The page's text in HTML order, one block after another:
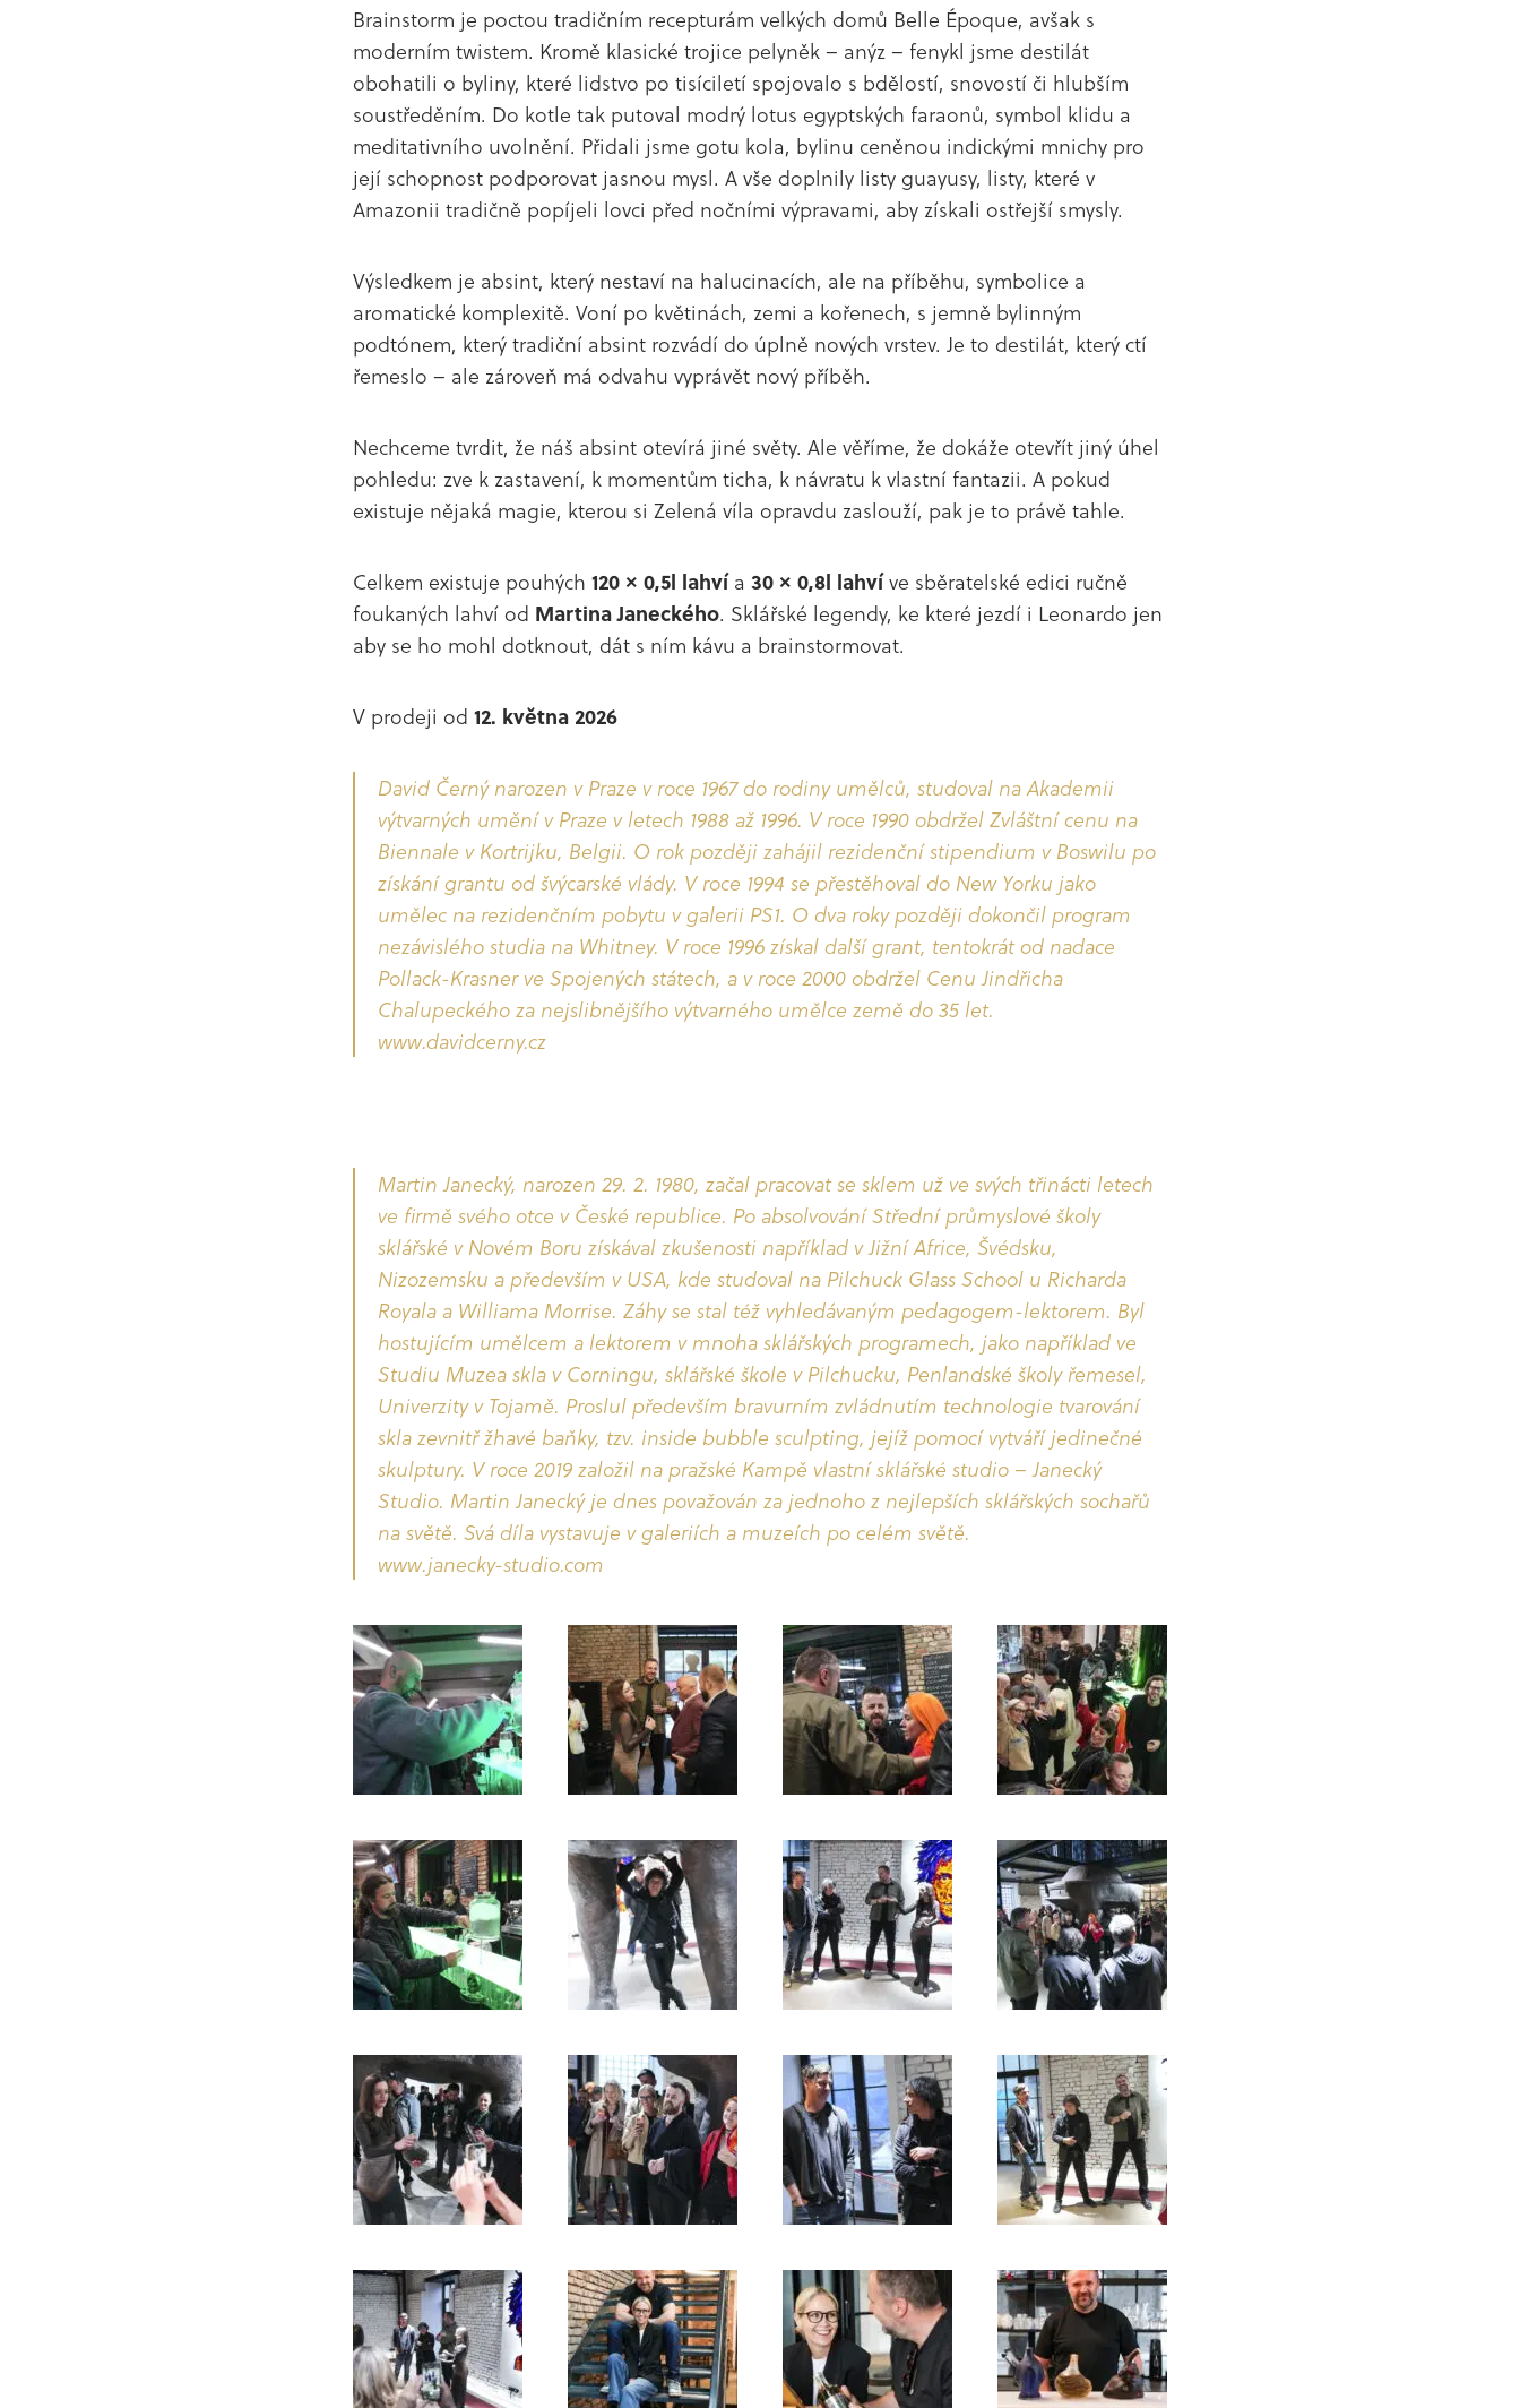
Brainstorm je poctou tradičním recepturám velkých domů Belle Époque, avšak s
moderním twistem. Kromě klasické trojice pelyněk – anýz – fenykl jsme destilát
obohatili o byliny, které lidstvo po tisíciletí spojovalo s bdělostí, snovostí či hlubším
soustředěním. Do kotle tak putoval modrý lotus egyptských faraonů, symbol klidu a
meditativního uvolnění. Přidali jsme gotu kola, bylinu ceněnou indickými mnichy pro
její schopnost podporovat jasnou mysl. A vše doplnily listy guayusy, listy, které v
Amazonii tradičně popíjeli lovci před nočními výpravami, aby získali ostřejší smysly.
Výsledkem je absint, který nestaví na halucinacích, ale na příběhu, symbolice a
aromatické komplexitě. Voní po květinách, zemi a kořenech, s jemně bylinným
podtónem, který tradiční absint rozvádí do úplně nových vrstev. Je to destilát, který ctí
řemeslo – ale zároveň má odvahu vyprávět nový příběh.
Nechceme tvrdit, že náš absint otevírá jiné světy. Ale věříme, že dokáže otevřít jiný úhel
pohledu: zve k zastavení, k momentům ticha, k návratu k vlastní fantazii. A pokud
existuje nějaká magie, kterou si Zelená víla opravdu zaslouží, pak je to právě tahle.
Celkem existuje pouhých 120 × 0,5l lahvía 30 × 0,8l lahvíve sběratelské edici ručně
foukaných lahví od Martina Janeckého. Sklářské legendy, ke které jezdí i Leonardo jen
aby se ho mohl dotknout, dát s ním kávu a brainstormovat.
V prodeji od 12. května 2026
David Černý narozen v Praze v roce 1967 do rodiny umělců, studoval na Akademii
výtvarných umění v Praze v letech 1988 až 1996. V roce 1990 obdržel Zvláštní cenu na
Biennale v Kortrijku, Belgii. O rok později zahájil rezidenční stipendium v Boswilu po
získání grantu od švýcarské vlády. V roce 1994 se přestěhoval do New Yorku jako
umělec na rezidenčním pobytu v galerii PS1. O dva roky později dokončil program
nezávislého studia na Whitney. V roce 1996 získal další grant, tentokrát od nadace
Pollack-Krasner ve Spojených státech, a v roce 2000 obdržel Cenu Jindřicha
Chalupeckého za nejslibnějšího výtvarného umělce země do 35 let.
www.davidcerny.cz
Martin Janecký, narozen 29. 2. 1980, začal pracovat se sklem už ve svých třinácti letech
ve firmě svého otce v České republice. Po absolvování Střední průmyslové školy
sklářské v Novém Boru získával zkušenosti například v Jižní Africe, Švédsku,
Nizozemsku a především v USA, kde studoval na Pilchuck Glass School u Richarda
Royala a Williama Morrise. Záhy se stal též vyhledávaným pedagogem-lektorem. Byl
hostujícím umělcem a lektorem v mnoha sklářských programech, jako například ve
Studiu Muzea skla v Corningu, sklářské škole v Pilchucku, Penlandské školy řemesel,
Univerzity v Tojamě. Proslul především bravurním zvládnutím technologie tvarování
skla zevnitř žhavé baňky, tzv. inside bubble sculpting, jejíž pomocí vytváří jedinečné
skulptury. V roce 2019 založil na pražské Kampě vlastní sklářské studio – Janecký
Studio. Martin Janecký je dnes považován za jednoho z nejlepších sklářských sochařů
na světě. Svá díla vystavuje v galeriích a muzeích po celém světě.
www.janecky-studio.com